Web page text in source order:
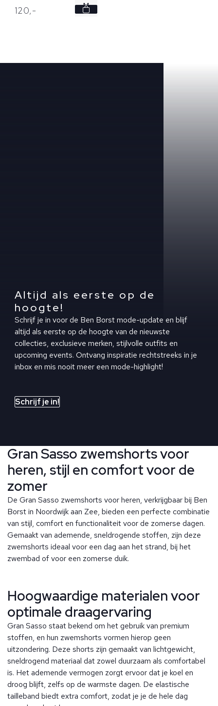
120,- M
Altijd als eerste op de
hoogte!
Schrijf je in voor de Ben Borst mode-update en blijf
altijd als eerste op de hoogte van de nieuwste
collecties, exclusieve merken, stijlvolle outfits en
upcoming events. Ontvang inspiratie rechtstreeks in je
inbox en mis nooit meer een mode-highlight!
Schrijf je in!
Gran Sasso zwemshorts voor
heren, stijl en comfort voor de
zomer
De Gran Sasso zwemshorts voor heren, verkrijgbaar bij Ben
Borst in Noordwijk aan Zee, bieden een perfecte combinatie
van stijl, comfort en functionaliteit voor de zomerse dagen.
Gemaakt van ademende, sneldrogende stoffen, zijn deze
zwemshorts ideaal voor een dag aan het strand, bij het
zwembad of voor een zomerse duik.
Hoogwaardige materialen voor
optimale draagervaring
Gran Sasso staat bekend om het gebruik van premium
stoffen, en hun zwemshorts vormen hierop geen
uitzondering. Deze shorts zijn gemaakt van lichtgewicht,
sneldrogend materiaal dat zowel duurzaam als comfortabel
is. Het ademende vermogen zorgt ervoor dat je koel en
droog blijft, zelfs op de warmste dagen. De elastische
tailleband biedt extra comfort, zodat je je de hele dag